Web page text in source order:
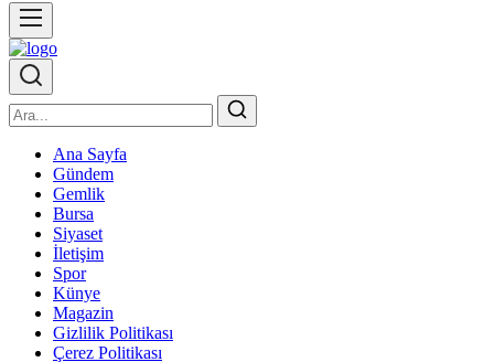
Ana Sayfa
Gündem
Gemlik
Bursa
Siyaset
İletişim
Spor
Künye
Magazin
Gizlilik Politikası
Çerez Politikası